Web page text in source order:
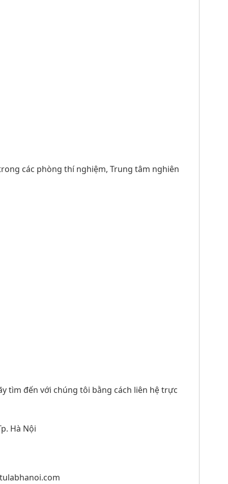
các phòng thí nghiệm, Trung tâm nghiên
tìm đến với chúng tôi bằng cách liên hệ trực
Hà Nội